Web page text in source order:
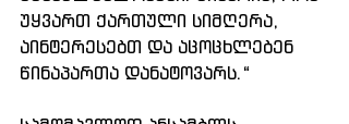
უყვართ ქართული სიმღერა,
აინტერესებთ და აცოცხლებენ
წინაპართა დანატოვარს.“